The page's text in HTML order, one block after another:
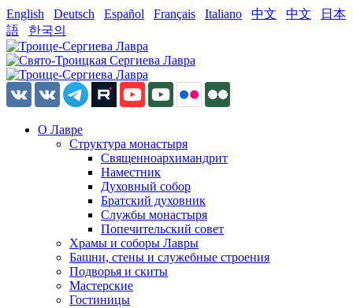
English Deutsch Español Français Italiano 中文 中文
日本
語
한국의
О Лавре
Структура монастыря
Священноархимандрит
Наместник
Духовный собор
Братский духовник
Службы монастыря
Попечительский совет
Храмы и соборы Лавры
Башни, стены и служебные строения
Подворья и скиты
Мастерские
Гостиницы